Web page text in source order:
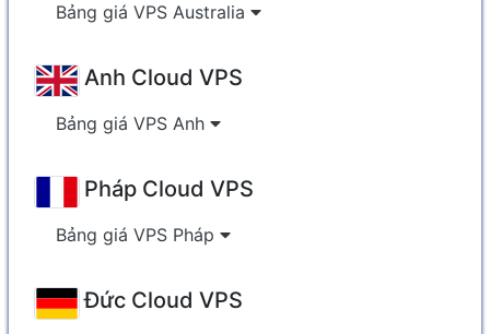
Bảng giá VPS Australia
Anh Cloud VPS
Bảng giá VPS Anh
Pháp Cloud VPS
Bảng giá VPS Pháp
Đức Cloud VPS